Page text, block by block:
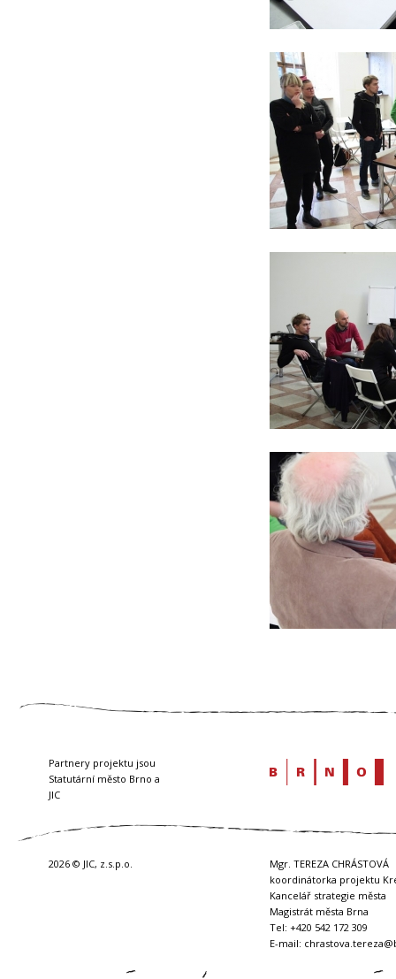
Partnery projektu jsou
Statutární město Brno a
JIC
2026 © JIC, z.s.p.o.
Mgr. TEREZA CHRÁSTOVÁ
koordinátorka projektu
Kancelář strategie města
Magistrát města Brna
Tel: +420 542 172 309
E-mail: